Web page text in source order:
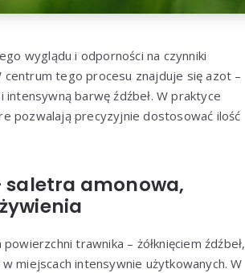
wyglądu i odporności na czynniki
tego procesu znajduje się azot –
barwę źdźbeł. W praktyce
pozwalają precyzyjnie dostosować ilość
saletra amonowa,
trawnika – żółknięciem źdźbeł,
miejscach intensywnie użytkowanych. W